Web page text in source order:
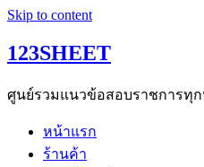
Skip to content
123SHEET
ศูนย์รวมแนวข้อสอบราชการทุ
หน้าแรก
ร้านค้า